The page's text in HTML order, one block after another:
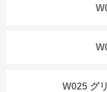
W025 グ